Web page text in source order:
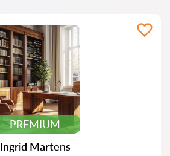
PREMIUM
Ingrid Martens